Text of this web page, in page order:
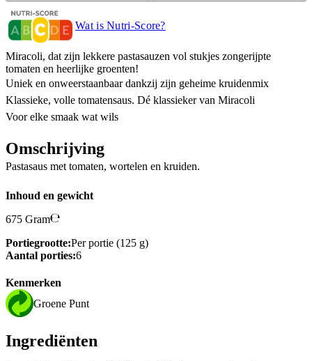
Wat is Nutri-Score?
Miracoli, dat zijn lekkere pastasauzen vol stukjes zongerijpte
tomaten en heerlijke groenten!
Uniek en onweerstaanbaar dankzij zijn geheime kruidenmix
Klassieke, volle tomatensaus. Dé klassieker van Miracoli
Voor elke smaak wat wils
Omschrijving
Pastasaus met tomaten, wortelen en kruiden.
Inhoud en gewicht
675 Gram
Portiegrootte:Per portie (125 g)
Aantal porties:6
Kenmerken
Groene Punt
Ingrediënten